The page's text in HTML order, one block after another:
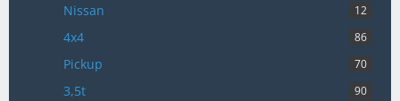
Nissan 12
4x4 86
Pickup 70
3,5t 90